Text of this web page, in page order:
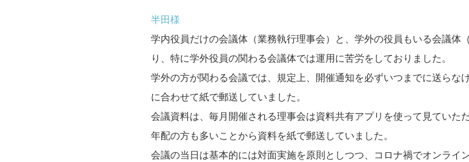
半田様
学内役員だけの会議体（業務執行理事会）と、学外の役員もいる会議体
り、特に学外役員の関わる会議体では運用に苦労をしておりました。
学外の方が関わる会議では、規定上、開催通知を必ずいつまでに送らな
に合わせて紙で郵送していました。
会議資料は、毎月開催される理事会は資料共有アプリを使って見ていた
年配の方も多いことから資料を紙で郵送していました。
会議の当日は基本的には対面実施を原則としつつ、コロナ禍でオンライ